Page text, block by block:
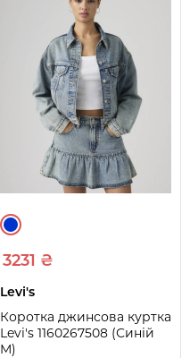
3231 ₴
Levi's
Коротка джинсова куртка
Levi's 1160267508 (Синій
M)